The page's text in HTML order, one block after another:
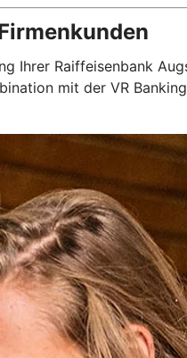
Ihrer Raiffeisenbank
mit der VR